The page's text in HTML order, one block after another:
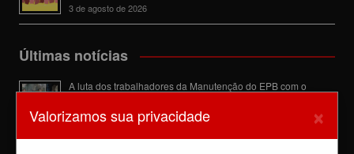
3 de agosto de 2026
Últimas notícias
A luta dos trabalhadores da Manutenção do EPB com o
6 de agosto de 2026
Dia de luta! Ferroviários mostram que a luta é o caminho e
Valorizamos sua privacidade ×